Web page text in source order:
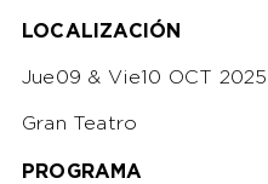
LOCALIZACIÓN
Jue09 & Vie10 OCT 2025
Gran Teatro
PROGRAMA